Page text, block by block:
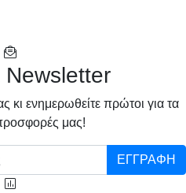
Newsletter
κι ενημερωθείτε πρώτοι για τα
μας!
ΕΓΓΡΑΦΗ